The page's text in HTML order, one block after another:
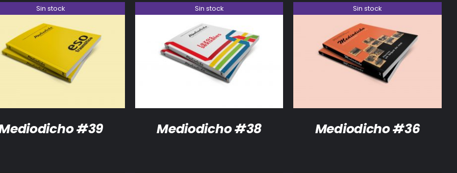
Sin stock
DETALLES
#39
Sin stock
DETALLES
Mediodicho #38
Sin stock
DETALLES
Mediodicho #36